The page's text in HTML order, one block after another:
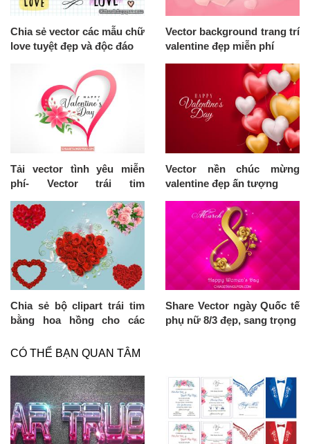
Chia sẻ vector các mẫu chữ
love tuyệt đẹp và độc đáo
Vector background trang trí
valentine đẹp miễn phí
Tải vector tình yêu miễn
phí- Vector trái tim
Vector nền chúc mừng
valentine đẹp ấn tượng
Chia sẻ bộ clipart trái tim
bằng hoa hồng cho các
Share Vector ngày Quốc tế
phụ nữ 8/3 đẹp, sang trọng
CÓ THỂ BẠN QUAN TÂM